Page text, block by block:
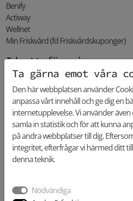
Benify
Actiway
Wellnet
Min Friskvård (fd Friskvårdskuponger)
Idrottsföreningar
Carlstad Crusaders
CheerXplosion (under Karlstads
Länkar
Enköpings Kiropraktorklinik
Falkenberg, Activate
Gävle, Kiropraktorerna Vejlo
Kiropraktorerna Frölunda
Limhamn, ChiropraktikAkuten
Ta gärna emot våra
Den här webbplatsen använder
anpassa vårt innehåll och ge dig en
internetupplevelse. Vi använder
samla in statistik och för att kunna
på andra webbplatser till dig.
integritet, efterfrågar vi härmed ditt
denna teknik.
Nödvändiga